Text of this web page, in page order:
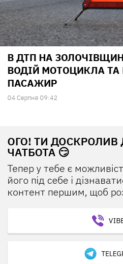
В ДТП НА
ВОДІЙ МОТОЦИКЛА ТА
ПАСАЖИР
04 Серпня 09:42
ОГО! ТИ
ЧАТБОТА 😏
Тепер у тебе є
його під себе і
контент першим, щоб